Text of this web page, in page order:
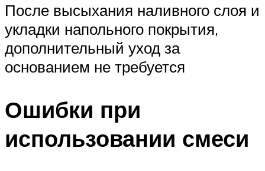
После высыхания наливного слоя и
укладки напольного покрытия,
дополнительный уход за
основанием не требуется
Ошибки при
использовании смеси